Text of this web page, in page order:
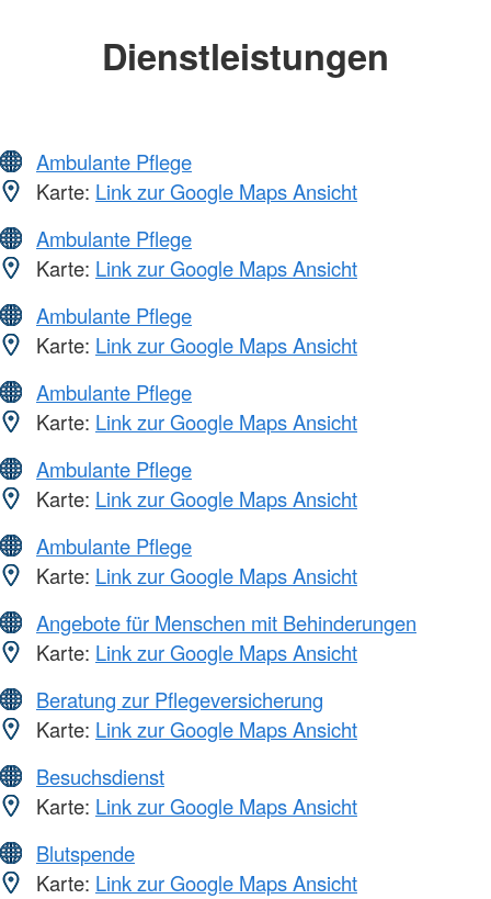
Dienstleistungen
Ambulante Pflege
Karte: Link zur Google Maps Ansicht
Ambulante Pflege
Karte: Link zur Google Maps Ansicht
Ambulante Pflege
Karte: Link zur Google Maps Ansicht
Ambulante Pflege
Karte: Link zur Google Maps Ansicht
Ambulante Pflege
Karte: Link zur Google Maps Ansicht
Ambulante Pflege
Karte: Link zur Google Maps Ansicht
Angebote für Menschen mit Behinderungen
Karte: Link zur Google Maps Ansicht
Beratung zur Pflegeversicherung
Karte: Link zur Google Maps Ansicht
Besuchsdienst
Karte: Link zur Google Maps Ansicht
Blutspende
Karte: Link zur Google Maps Ansicht